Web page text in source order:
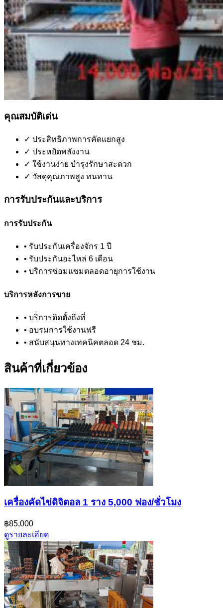
คุณสมบัติเด่น
✓ ประสิทธิภาพการคัดแยกสูง
✓ ประหยัดพลังงาน
✓ ใช้งานง่าย บำรุงรักษาสะดวก
✓ วัสดุคุณภาพสูง ทนทาน
การรับประกันและบริการ
การรับประกัน
• รับประกันเครื่องจักร 1 ปี
• รับประกันอะไหล่ 6 เดือน
• บริการซ่อมแซมตลอดอายุการใช้งาน
บริการหลังการขาย
• บริการติดตั้งถึงที่
• อบรมการใช้งานฟรี
• สนับสนุนทางเทคนิคตลอด 24 ชม.
สินค้าที่เกี่ยวข้อง
เครื่องคัดไข่ดิจิตอล 1 ราง 5,000 ฟอง/ชั่วโมง
฿85,000
ดูรายละเอียด